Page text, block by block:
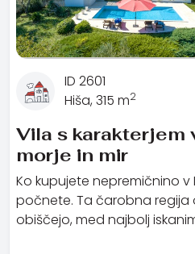
ID 2601
Hiša, 315 m2
Vila s karakterjem
morje in mir
Ko kupujete nepremičnino v
počnete. Ta čarobna regija
obiščejo, med najbolj